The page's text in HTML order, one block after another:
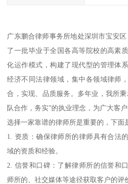
广东鹏合律师事务所地处深圳市宝安
了一批毕业于全国各高等院校的高素
化运作模式，构建了现代型的管理体
经济不同法律领域，集中各领域律师
合，实现、品质服务。多年业，我所
队合作，务实”的执业理念，为广大客户
选择一家靠谱的律师所是重要的，下面
1. 资质：确保律师所的律师具有合法
域的资质和经验。
2. 信誉和口碑：了解律师所的信誉和
师所的、社交媒体等途径获取客户的评